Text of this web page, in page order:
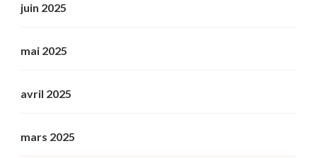
juin 2025
mai 2025
avril 2025
mars 2025